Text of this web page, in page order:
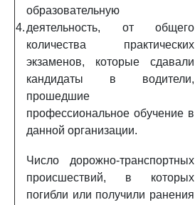
4.
образовательную
деятельность, от общего
количества практических
экзаменов, которые сдавали
кандидаты в водители,
прошедшие
профессиональное обучение в
данной организации.
Число дорожно-транспортных
происшествий, в которых
погибли или получили ранения